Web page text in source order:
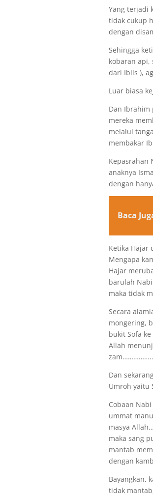
Yang terjadi
tidak cukup
dengan
Sehingga
kobaran
dari Iblis ),
Luar biasa
Dan
mereka
melalui
membakar
Kepasrahan
anaknya
dengan
Baca
Ketika Hajar
Mengapa
Hajar
barulah
maka tidak
Secara
mongering,
bukit Sofa
Allah
Dan
Umroh yaitu
Cobaan
ummat
masya
maka sang
mantab
dengan
Bayangkan,
tidak